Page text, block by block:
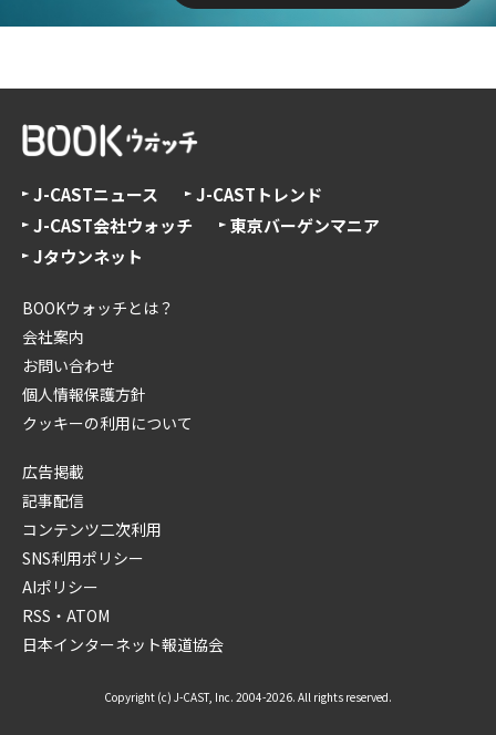
J-CASTニュース
J-CASTトレンド
J-CAST会社ウォッチ
東京バーゲンマニア
Jタウンネット
BOOKウォッチとは？
会社案内
お問い合わせ
個人情報保護方針
クッキーの利用について
広告掲載
記事配信
コンテンツ二次利用
SNS利用ポリシー
AIポリシー
RSS・ATOM
日本インターネット報道協会
Copyright (c) J-CAST, Inc. 2004-2026. All rights reserved.